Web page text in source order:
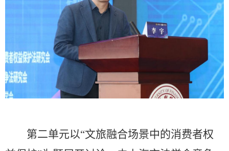
第二单元以“文旅融合场景中的消费者权